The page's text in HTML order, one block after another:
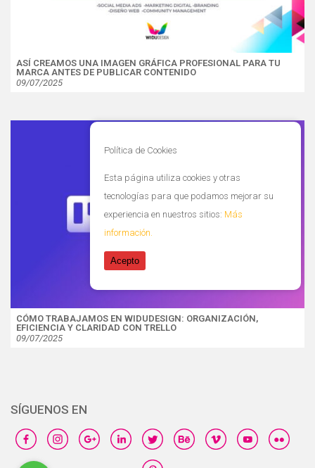
ASÍ CREAMOS UNA IMAGEN GRÁFICA PROFESIONAL PARA TU
MARCA ANTES DE PUBLICAR CONTENIDO
09/07/2025
CÓMO TRABAJAMOS EN WIDUDESIGN: ORGANIZACIÓN,
EFICIENCIA Y CLARIDAD CON TRELLO
09/07/2025
SÍGUENOS EN
Política de Cookies
Esta página utiliza cookies y otras
tecnologías para que podamos mejorar su
experiencia en nuestros sitios: Más
información.
Acepto